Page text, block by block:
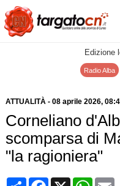
Edizione
Radio Alba
ATTUALITÀ- 08 aprile 2026,
Corneliano
scomparsa di
"la ragioniera"
CondividiFacebook
X